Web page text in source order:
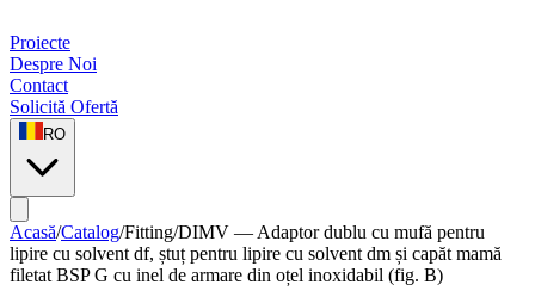
Proiecte
Despre Noi
Contact
Solicită Ofertă
RO
Acasă/Catalog/Fitting/DIMV — Adaptor dublu cu mufă pentru
lipire cu solvent df, ștuț pentru lipire cu solvent dm și capăt mamă
filetat BSP G cu inel de armare din oțel inoxidabil (fig. B)